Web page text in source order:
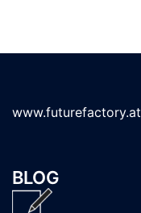
www.futurefactory.at
BLOG